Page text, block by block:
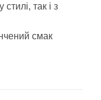
так і з
смак